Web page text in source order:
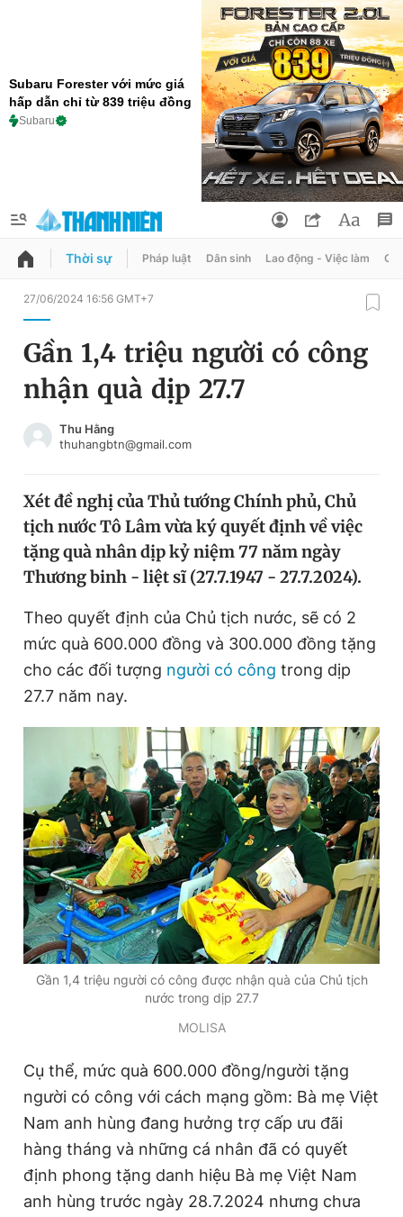
Subaru Forester với mức giá
hấp dẫn chỉ từ 839 triệu đồng
Subaru
QUẢNG CÁO
Chuyên mục
Chuyên mục khác
Tin thị trường Tin 360
Video Magazine
Sản phẩm khác
Tiện ích Bạn cần biết
Thông tin tòa soạn Liên hệ quảng cáo
Đọc Thanh Niên trên điện thoại
Theo dõi báo trên
Liên hệ quảng cáo
Đặt báo Quảng cáo RSS Tòa soạn Chính sách bảo
Tổng biên tập: Nguyễn Ngọc Toàn
Phó tổng biên tập thường trực: Hải Thành
Phó tổng biên tập: Trần Việt Hưng
Tổng thư ký tòa soạn: Đức Trung
Đổi mật khẩu
Tin đã lưu
Tin đã xem
Đăng xuất
Thời sự Pháp luật Dân sinh Lao động - Việc làm
27/06/2024 16:56 GMT+7
Gần 1,4 triệu người có công
nhận quà dịp 27.7
Thu Hằng
thuhangbtn@gmail.com
Xét đề nghị của Thủ tướng Chính phủ, Chủ
tịch nước Tô Lâm vừa ký quyết định về việc
tặng quà nhân dịp kỷ niệm 77 năm ngày
Thương binh - liệt sĩ (27.7.1947 - 27.7.2024).
Theo quyết định của Chủ tịch nước, sẽ có 2
mức quà 600.000 đồng và 300.000 đồng tặng
cho các đối tượng người có công trong dịp
27.7 năm nay.
Gần 1,4 triệu người có công được nhận quà của Chủ tịch
nước trong dịp 27.7
MOLISA
Cụ thể, mức quà 600.000 đồng/người tặng
người có công với cách mạng gồm: Bà mẹ Việt
Nam anh hùng đang hưởng trợ cấp ưu đãi
hàng tháng và những cá nhân đã có quyết
định phong tặng danh hiệu Bà mẹ Việt Nam
anh hùng trước ngày 28.7.2024 nhưng chưa